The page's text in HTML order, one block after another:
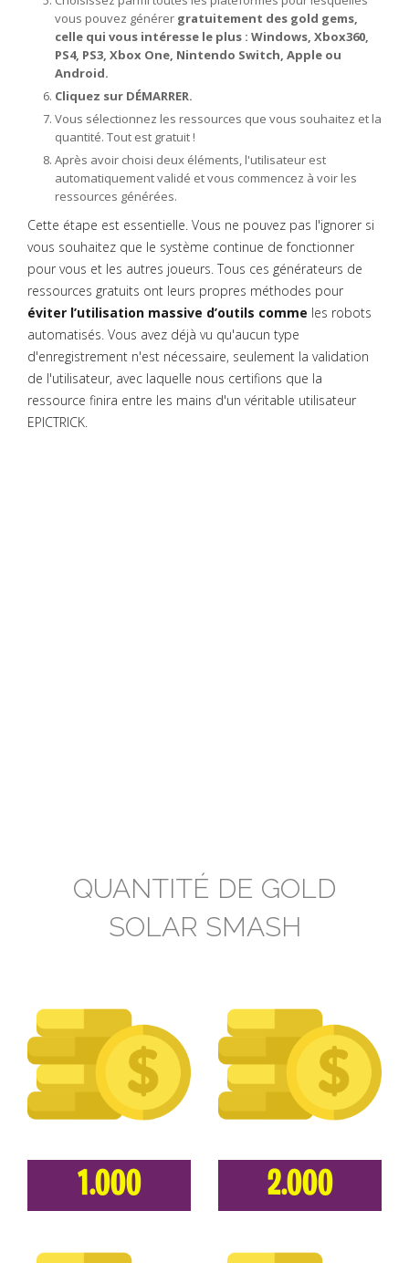
vous pouvez générer gratuitement des gold gems,
celle qui vous intéresse le plus : Windows, Xbox360,
PS4, PS3, Xbox One, Nintendo Switch, Apple ou
Android.
Cliquez sur DÉMARRER.
Vous sélectionnez les ressources que vous souhaitez et la
quantité. Tout est gratuit !
Après avoir choisi deux éléments, l'utilisateur est
automatiquement validé et vous commencez à voir les
ressources générées.
Cette étape est essentielle. Vous ne pouvez pas l'ignorer si
vous souhaitez que le système continue de fonctionner
pour vous et les autres joueurs. Tous ces générateurs de
ressources gratuits ont leurs propres méthodes pour
éviter l’utilisation massive d’outils comme les robots
automatisés. Vous avez déjà vu qu'aucun type
d'enregistrement n'est nécessaire, seulement la validation
de l'utilisateur, avec laquelle nous certifions que la
ressource finira entre les mains d'un véritable utilisateur
EPICTRICK.
QUANTITÉ DE GOLD
SOLAR SMASH
1.000 2.000